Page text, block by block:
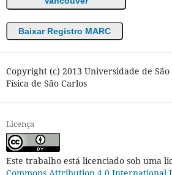
Baixar Registro MARC
Copyright (c) 2013 Universidade de
Física de São Carlos
Licença
Este trabalho está licenciado sob uma
Commons Attribution 4.0 International